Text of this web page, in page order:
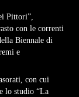
Pittori”,
con le correnti
Biennale di
e
con cui
lo studio “La